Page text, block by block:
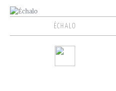
ÉCHALO